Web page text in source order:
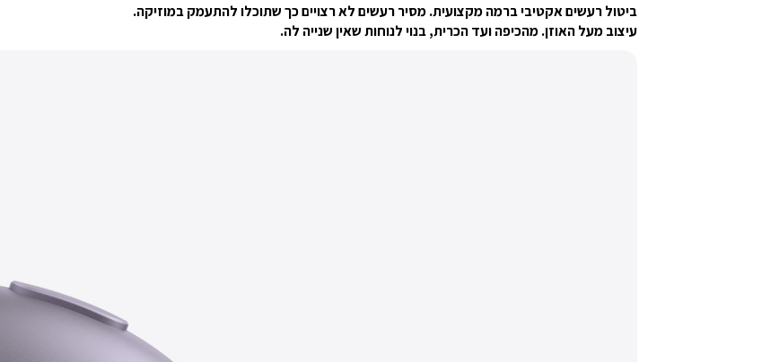
ביטול רעשים אקטיבי ברמה מקצועית. מסיר רעשים לא רצויים כך שתוכלו להתעמק במוזיקה.
עיצוב מעל האוזן. מהכיפה ועד הכרית, בנוי לנוחות שאין שנייה לה.